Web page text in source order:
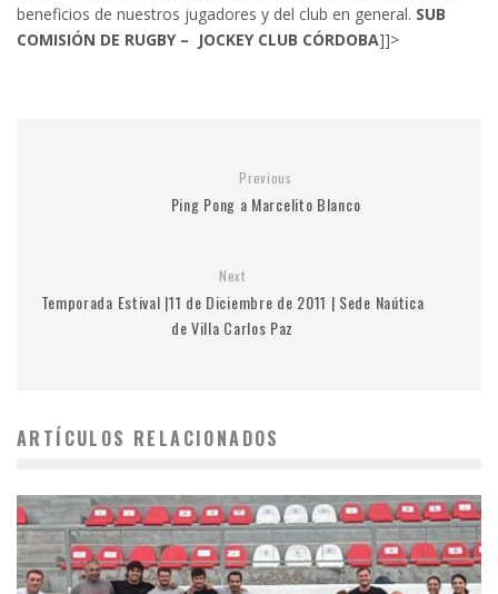
beneficios de nuestros jugadores y del club en general. SUB
COMISIÓN DE RUGBY – JOCKEY CLUB CÓRDOBA]]>
Previous
Ping Pong a Marcelito Blanco
Next
Temporada Estival |11 de Diciembre de 2011 | Sede Naútica
de Villa Carlos Paz
ARTÍCULOS RELACIONADOS